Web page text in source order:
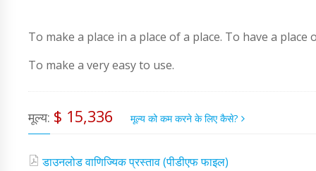
To make a place in a place of a place. To have a place
To make a very easy to use.
मूल्य: $ 15,336 मूल्य को कम करने के लिए कैसे?
डाउनलोड वाणिज्यिक प्रस्ताव (पीडीएफ फाइल)